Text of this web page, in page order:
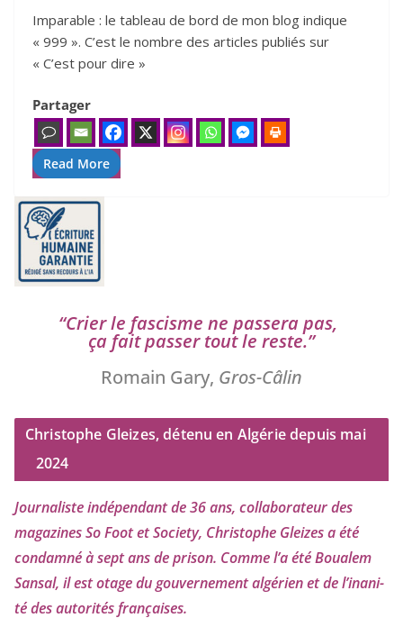
Imparable : le tableau de bord de mon blog indique
« 999 ». C’est le nombre des articles publiés sur
« C’est pour dire »
Partager
Read More
“Crier le fas­cisme ne pas­se­ra pas,
ça fait pas­ser tout le reste.”
Romain Gary, Gros-Câlin
Christophe Gleizes, détenu en Algérie depuis mai
2024
Journaliste indé­pen­dant de36ans, col­la­bo­ra­teur des
maga­zines So Foot et Society, Christophe Gleizesa été
condam­né à sept ans de pri­son. Comme l’a été Boualem
Sansal, il est otage du gou­ver­ne­ment algé­rien et de l’i­na­ni­
té des auto­ri­tés françaises.